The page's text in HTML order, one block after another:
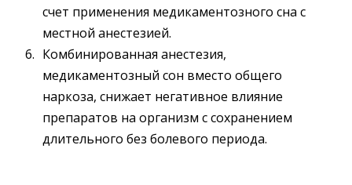
счет применения медикаментозного сна с
местной анестезией.
Комбинированная анестезия,
медикаментозный сон вместо общего
наркоза, снижает негативное влияние
препаратов на организм с сохранением
длительного без болевого периода.